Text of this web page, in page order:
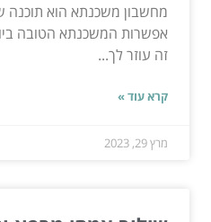
מחשבון משכנתא הוא תוכנה
אפשרות המשכנתא הטובה
זה עוזר לך...
קרא עוד »
מרץ 29, 2023